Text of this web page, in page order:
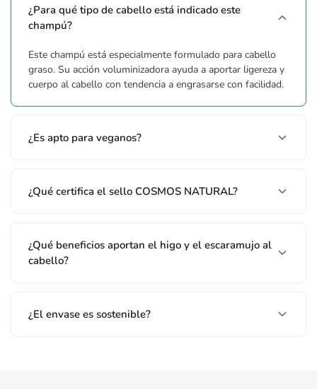
¿Para qué tipo de cabello está indicado este
champú?
Este champú está especialmente formulado para cabello
graso. Su acción voluminizadora ayuda a aportar ligereza y
cuerpo al cabello con tendencia a engrasarse con facilidad.
¿Es apto para veganos?
¿Qué certifica el sello COSMOS NATURAL?
¿Qué beneficios aportan el higo y el escaramujo al
cabello?
¿El envase es sostenible?